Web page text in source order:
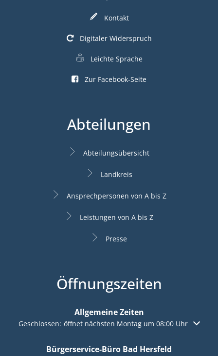
Kontakt
Digitaler Widerspruch
Leichte Sprache
Zur Facebook-Seite
Abteilungen
Abteilungsübersicht
Landkreis
Ansprechpersonen von A bis Z
Leistungen von A bis Z
Presse
Öffnungszeiten
Allgemeine Zeiten
Klicken, um weitere Öffnungs- oder Schließzeiten
Geschlossen: öffnet nächsten Montag um 08:00 Uhr
Bürgerservice-Büro Bad Hersfeld